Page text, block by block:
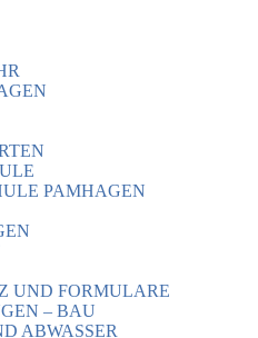
PAMHAGEN
UND FORMULARE
– BAU
ABWASSER